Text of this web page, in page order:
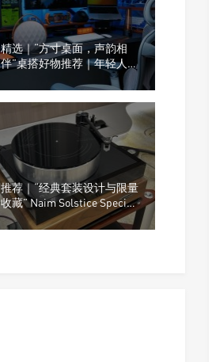
精选｜“方寸桌面，声韵相
伴”桌搭好物推荐｜年轻人的
桌面，为什么越来越流行这
种音箱？
推荐｜“经典套装设计与限量
收藏” Naim Solstice Special
Edition中的Naim NVS TT黑
胶唱盘